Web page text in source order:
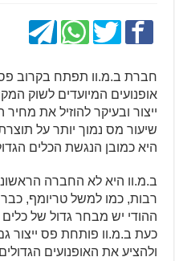
חברת ב.מ.וו תפתח בקרוב פס
אופנועים המיועדים לשוק
ייצור ובעיקר להוזיל את
שיעור מס נמוך יותר על
היא כמובן הנגשת הכלים
ב.מ.וו היא לא החברה
רבות, כמו למשל טריומף,
ההודי יש מבחר גדול של
כעת ב.מ.וו פותחת פס ייצור
ולהציע את האופנועים